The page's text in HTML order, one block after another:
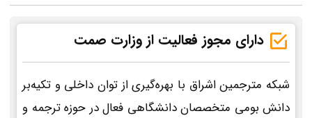
دارای مجوز فعالیت از وزارت صمت
شبکه مترجمین اشراق با بهره‌گیری از توان داخلی و تکیه‌بر
دانش بومی متخصصان دانشگاهی فعال در حوزه ترجمه و